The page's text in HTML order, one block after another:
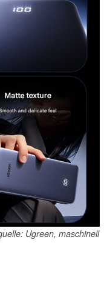
Ugreen, maschinell